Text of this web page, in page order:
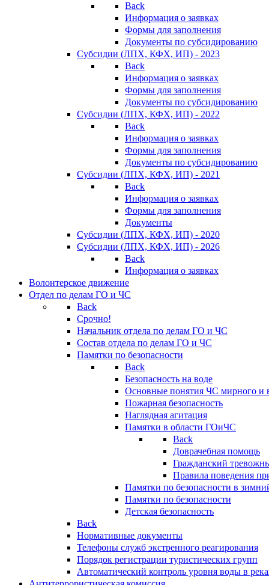
Back
Информация о заявках
Формы для заполнения
Документы по субсидированию
Субсидии (ЛПХ, КФХ, ИП) - 2023
Back
Информация о заявках
Формы для заполнения
Документы по субсидированию
Субсидии (ЛПХ, КФХ, ИП) - 2022
Back
Информация о заявках
Формы для заполнения
Документы по субсидированию
Субсидии (ЛПХ, КФХ, ИП) - 2021
Back
Информация о заявках
Формы для заполнения
Документы
Субсидии (ЛПХ, КФХ, ИП) - 2020
Субсидии (ЛПХ, КФХ, ИП) - 2026
Back
Информация о заявках
Волонтерское движение
Отдел по делам ГО и ЧС
Back
Срочно!
Начальник отдела по делам ГО и ЧС
Состав отдела по делам ГО и ЧС
Памятки по безопасности
Back
Безопасность на воде
Основные понятия ЧС мирного и
Пожарная безопасность
Наглядная агитация
Памятки в области ГОиЧС
Back
Доврачебная помощь
Гражданский
Правила поведения
Памятки по безопасности в
Памятки по безопасности
Детская безопасность
Back
Нормативные документы
Телефоны служб экстренного реагирования
Порядок регистрации туристических групп
Автоматический контроль уровня воды в